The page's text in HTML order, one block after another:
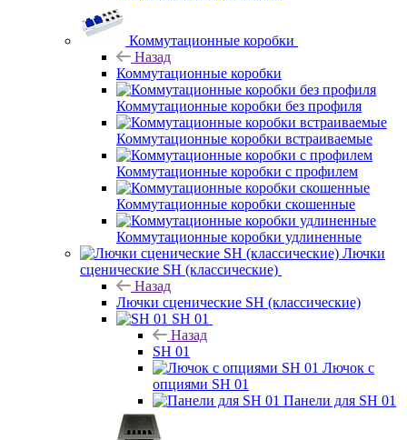
Коммутационные коробки
Назад
Коммутационные коробки
Коммутационные коробки без профиля
Коммутационные коробки встраиваемые
Коммутационные коробки с профилем
Коммутационные коробки скошенные
Коммутационные коробки удлиненные
Лючки
сценические SH (классические)
Назад
Лючки сценические SH (классические)
SH 01
Назад
SH 01
Лючок с
опциями SH 01
Панели для SH 01